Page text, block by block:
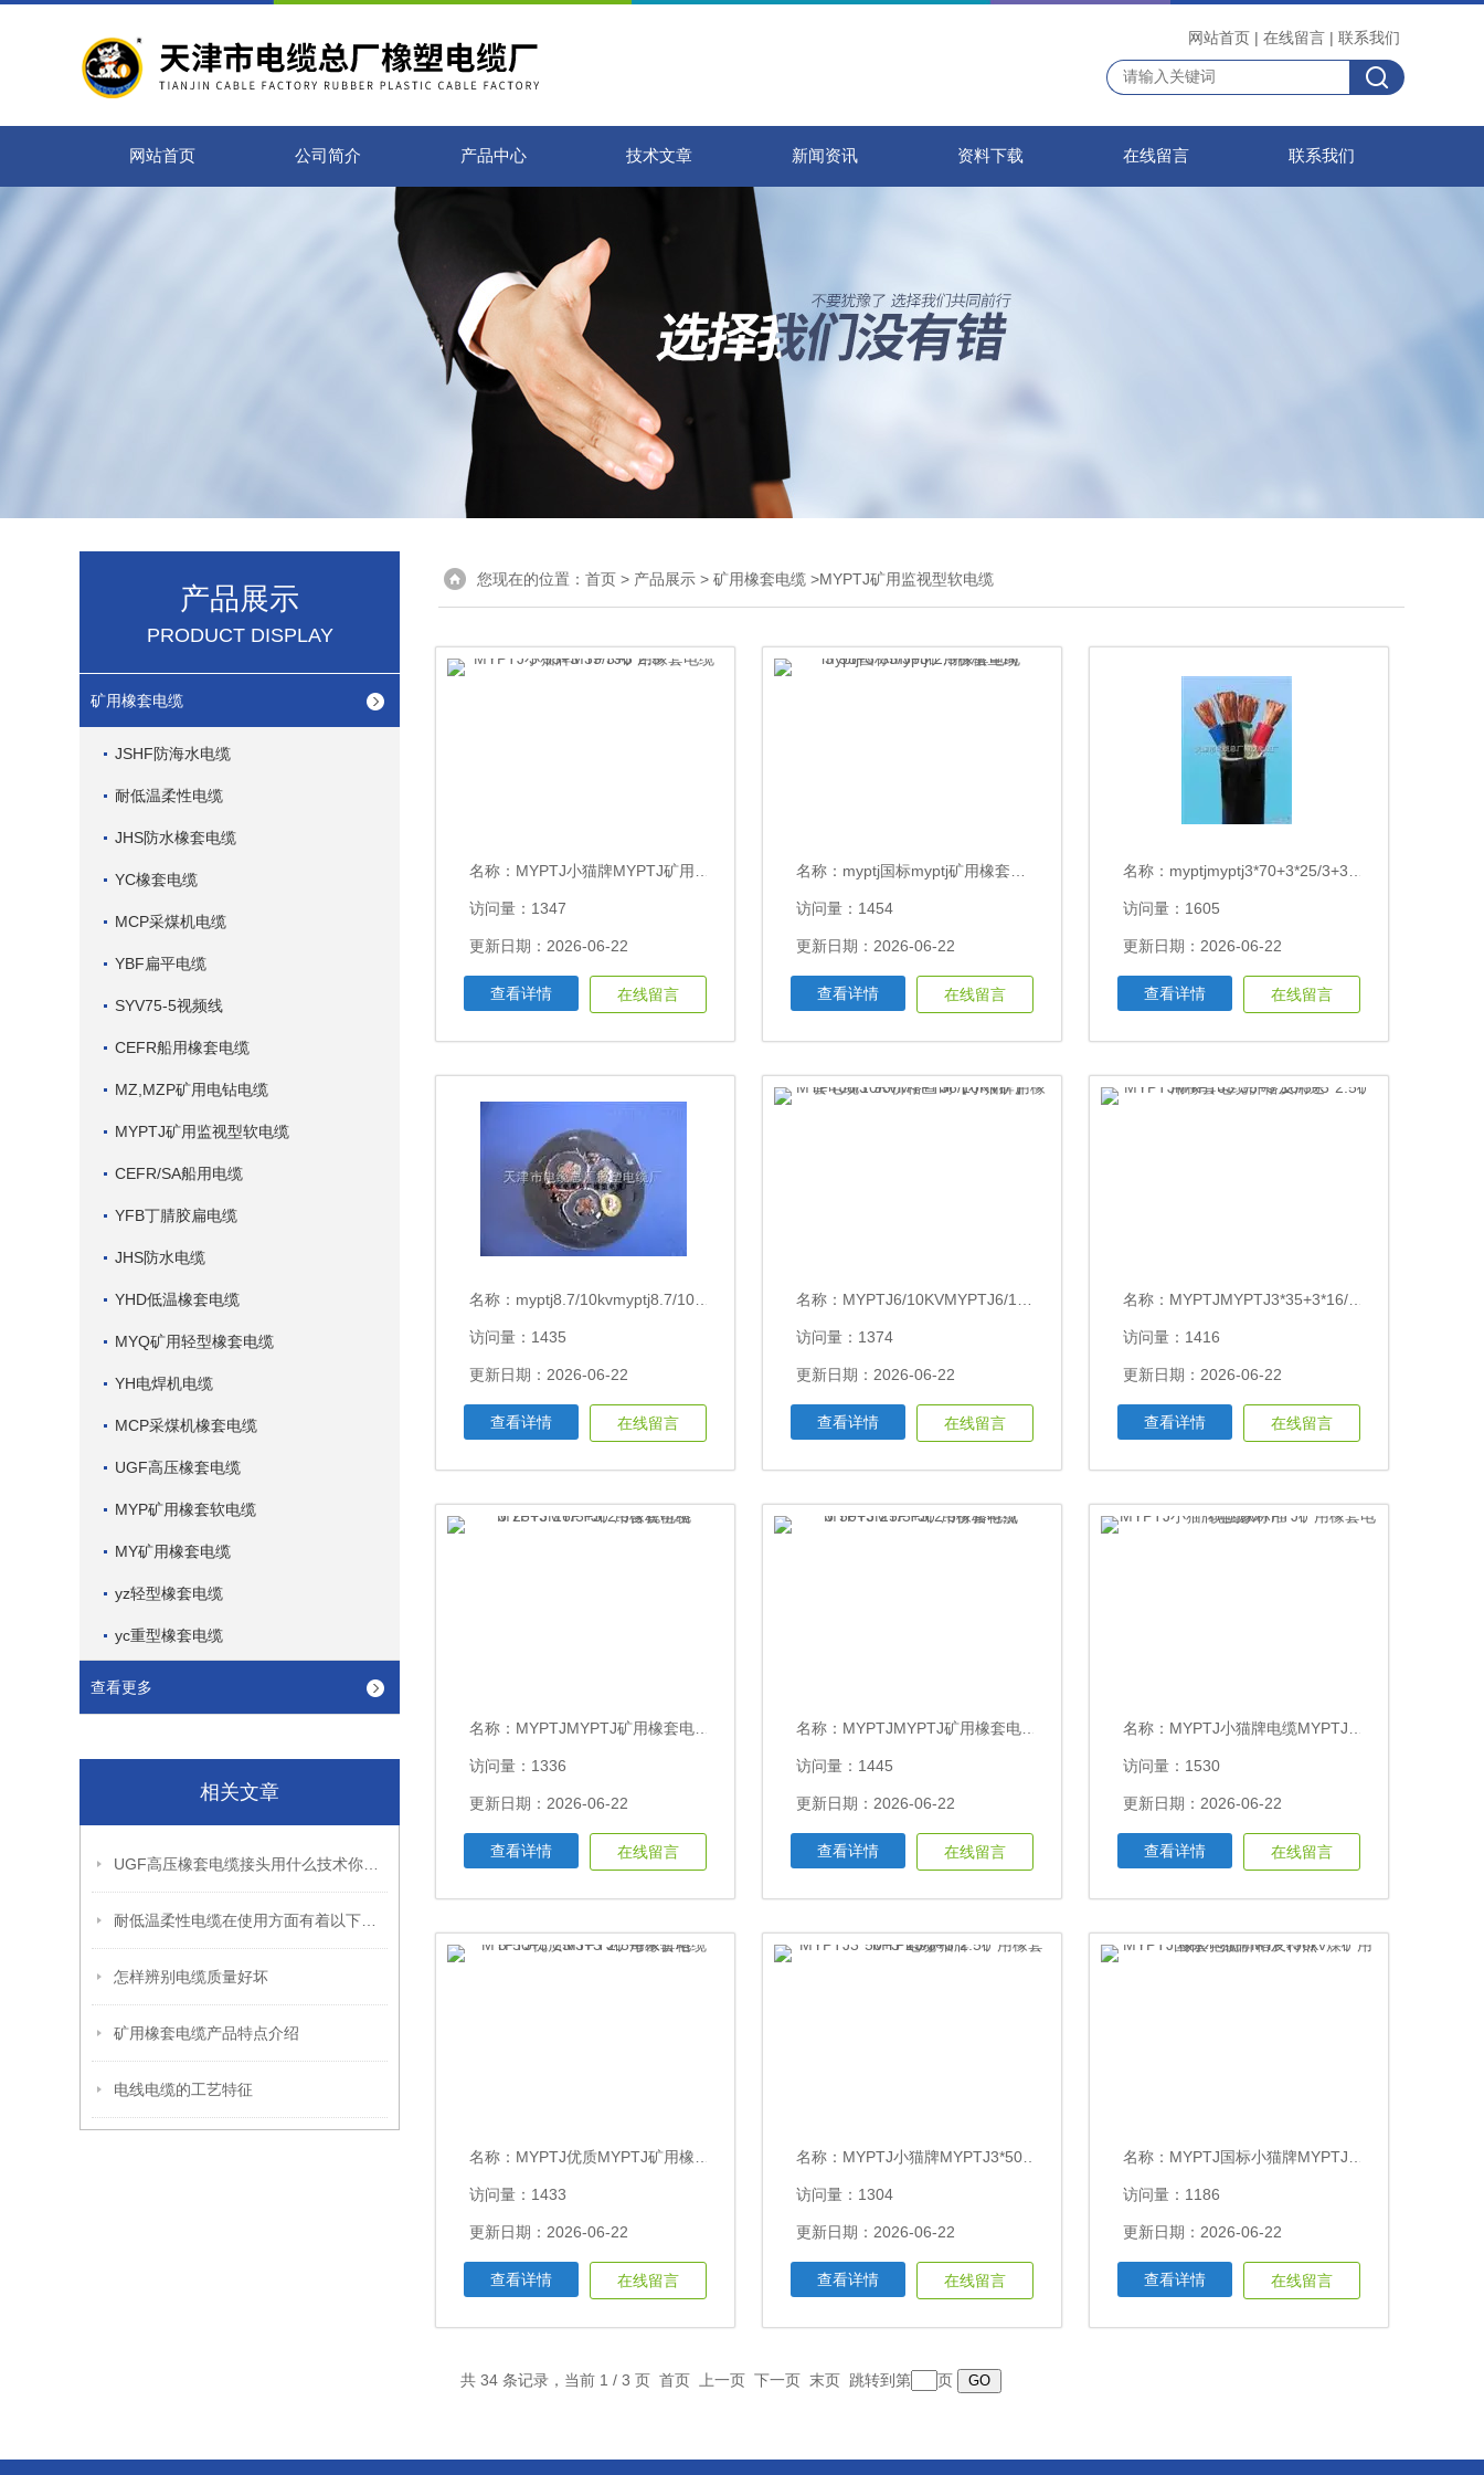
网站首页 | 在线留言 | 联系我们
网站首页 公司简介 产品中心 技术文章 新闻资讯 资料下载 在线留言 联系我们
产品展示
PRODUCT DISPLAY
矿用橡套电缆
JSHF防海水电缆
耐低温柔性电缆
JHS防水橡套电缆
YC橡套电缆
MCP采煤机电缆
YBF扁平电缆
SYV75-5视频线
CEFR船用橡套电缆
MZ,MZP矿用电钻电缆
MYPTJ矿用监视型软电缆
CEFR/SA船用电缆
YFB丁腈胶扁电缆
JHS防水电缆
YHD低温橡套电缆
MYQ矿用轻型橡套电缆
YH电焊机电缆
MCP采煤机橡套电缆
UGF高压橡套电缆
MYP矿用橡套软电缆
MY矿用橡套电缆
yz轻型橡套电缆
yc重型橡套电缆
查看更多
相关文章
怎样辨别电缆质量好坏
矿用橡套电缆产品特点介绍
电线电缆的工艺特征
您现在的位置： 首页 > 产品展示 > 矿用橡套电缆 >MYPTJ矿用监视型软电缆
名称： MYPTJ小猫牌MYPTJ矿用橡套电缆3*95+3*35/3+3*2.5
访问量：1347
更新日期：2026-06-22
查看详情 在线留言
名称： myptj国标myptj矿用橡套电缆3*95+3*35/3+3*2.5价格查询
访问量：1454
更新日期：2026-06-22
查看详情 在线留言
名称： myptjmyptj3*70+3*25/3+3*2.5矿用橡套电缆额定电压
访问量：1605
更新日期：2026-06-22
查看详情 在线留言
名称： myptj8.7/10kvmyptj8.7/10kv煤矿用橡套软电缆3*50每米多少钱
访问量：1435
更新日期：2026-06-22
查看详情 在线留言
名称： MYPTJ6/10KVMYPTJ6/10KV矿用橡套电缆3*95价格查询【小猫牌】
访问量：1374
更新日期：2026-06-22
查看详情 在线留言
名称： MYPTJMYPTJ3*35+3*16/3+3*2.5矿用橡套电缆价格及用途
访问量：1416
更新日期：2026-06-22
查看详情 在线留言
名称： MYPTJMYPTJ矿用橡套电缆3*25+3*16/3+3*2.5含税价格
访问量：1336
更新日期：2026-06-22
查看详情 在线留言
名称： MYPTJMYPTJ矿用橡套电缆3*50+3*25/3+3*2.5价格特点
访问量：1445
更新日期：2026-06-22
查看详情 在线留言
名称： MYPTJ小猫牌电缆MYPTJ矿用橡套电缆国家标准
访问量：1530
更新日期：2026-06-22
查看详情 在线留言
名称： MYPTJ优质MYPTJ矿用橡套电缆3*50+3*25/3+3*2.5每米价格
访问量：1433
更新日期：2026-06-22
查看详情 在线留言
名称： MYPTJ小猫牌MYPTJ3*50+3*25/3+3*2.5矿用橡套电缆
访问量：1304
更新日期：2026-06-22
查看详情 在线留言
名称： MYPTJ国标小猫牌MYPTJ6kv煤矿用橡套电缆价格及特点
访问量：1186
更新日期：2026-06-22
查看详情 在线留言
共 34 条记录，当前 1 / 3 页 首页 上一页 下一页 末页 跳转到第 页